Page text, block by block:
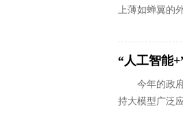
上薄如蝉翼的
“人工智能
今年的政
持大模型广泛